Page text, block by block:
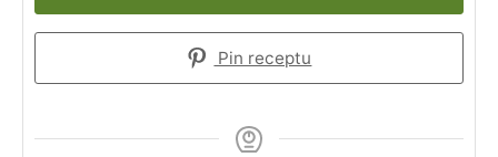
Pin receptu